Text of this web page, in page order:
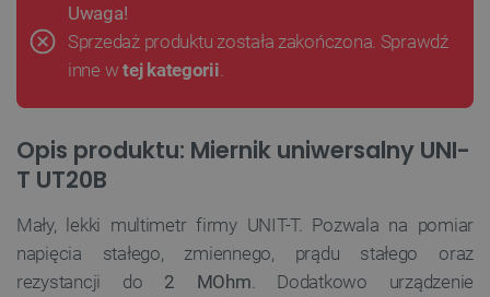
Uwaga!
Sprzedaż produktu została zakończona. Sprawdź
inne wtej kategorii
Opis produktu: Miernik uniwersalny UNI-
T UT20B
Mały, lekki multimetr firmy UNIT-T. Pozwala na pomiar
napięcia stałego, zmiennego, prądu stałego oraz
rezystancji do 2 MOhm . Dodatkowo urządzenie